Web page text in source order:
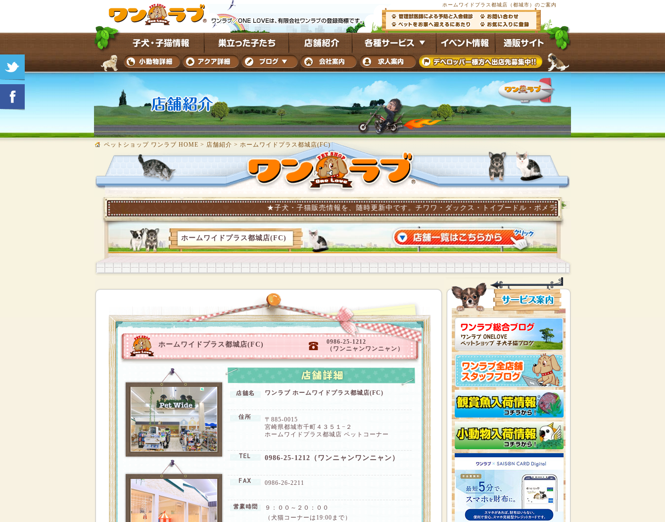
ホームワイドプラス都城店（都城市）のご案内
ペットショップ ワンラブ HOME > 店舗紹介 > ホームワイドプラス都城店(FC)
★子犬・子猫販売情報を、随時更新中です。チワワ・ダックス・トイプードル・ポメラニアン他多数の子犬子猫が常時5000頭以
ホームワイドプラス都城店(FC)
ホームワイドプラス都城店(FC)
0986-25-1212
（ワンニャンワンニャン）
ワンラブ ホームワイドプラス都城店(FC)
〒885-0015
宮崎県都城市千町４３５１−２
ホームワイドプラス都城店 ペットコーナー
0986-25-1212（ワンニャンワンニャン）
0986-26-2211
９：００～２０：００
（犬猫コーナーは19:00まで）